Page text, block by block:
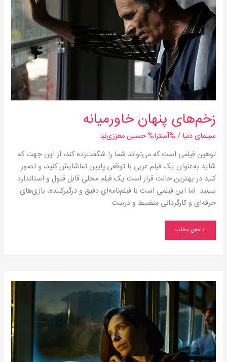
زخم‌های پنهان خاورمیانه
سینمای دنیا / %آسترا%حسین معززی‌نیا
توهین فیلمی است که می‌تواند شما را شگفت‌زده کند، از این جهت که
شاید به‌عنوان یک فیلم عربی با توقعی پایین تماشایش کنید، و تصور
کنید در بهترین حالت قرار است یک فیلم محلی قابل قبول و استاندارد
ببینید. اما این فیلمی است با فیلم‌نامه‌ای دقیق و درگیرکننده، بازی‌های
حرفه‌ای و کارگردانی منضبط و درست.
ادامه‌ی مطلب
و
هنوز
هنر
است
كه
می‌تواند
ما
را
نجات